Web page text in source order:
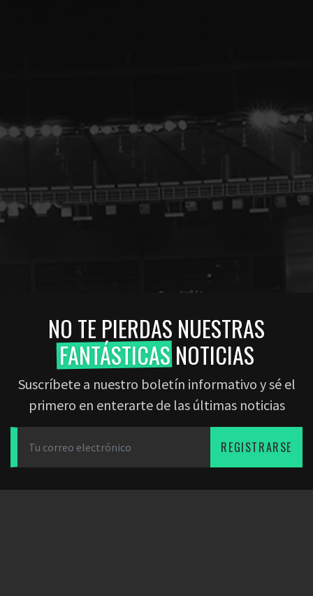
NO TE PIERDAS NUESTRAS
FANTÁSTICASNOTICIAS
Suscríbete a nuestro boletín informativo y sé el
primero en enterarte de las últimas noticias
REGISTRARSE